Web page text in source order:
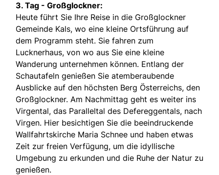
3. Tag - Großglockner:
Heute führt Sie Ihre Reise in die Großglockner
Gemeinde Kals, wo eine kleine Ortsführung auf
dem Programm steht. Sie fahren zum
Lucknerhaus, von wo aus Sie eine kleine
Wanderung unternehmen können. Entlang der
Schautafeln genießen Sie atemberaubende
Ausblicke auf den höchsten Berg Österreichs, den
Großglockner. Am Nachmittag geht es weiter ins
Virgental, das Paralleltal des Defereggentals, nach
Virgen. Hier besichtigen Sie die beeindruckende
Wallfahrtskirche Maria Schnee und haben etwas
Zeit zur freien Verfügung, um die idyllische
Umgebung zu erkunden und die Ruhe der Natur zu
genießen.